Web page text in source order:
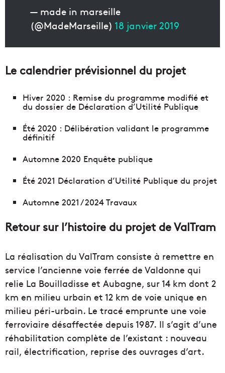
— made in marseille
(@MadeMarseille) 18 janvier 2019
Le calendrier prévisionnel du projet
Hiver 2020 : Remise du programme modifié et
du dossier de Déclaration d’Utilité Publique
Été 2020 : Délibération validant le programme
définitif
Automne 2020 Enquête publique
Été 2021 Déclaration d’Utilité Publique du projet
Automne 2021 / 2024 Travaux
Retour sur l’histoire du projet de ValTram
La réalisation du ValTram consiste à remettre en
service l’ancienne voie ferrée de Valdonne qui
relie La Bouilladisse et Aubagne, sur 14 km dont 2
km en milieu urbain et 12 km de voie unique en
milieu péri-urbain. Le tracé emprunte une voie
ferroviaire désaffectée depuis 1987. Il s’agit d’une
réhabilitation complète de l’existant : nouveau
rail, électrification, reprise des ouvrages d’art.